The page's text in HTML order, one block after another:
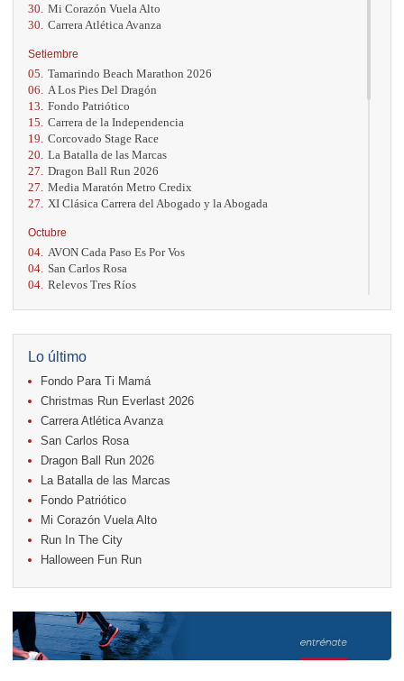
30. Mi Corazón Vuela Alto
30. Carrera Atlética Avanza
Setiembre
05. Tamarindo Beach Marathon 2026
06.
A Los Pies Del Dragón
13. Fondo Patriótico
15. Carrera de la Independencia
19. Corcovado Stage Race
20. La Batalla de las Marcas
27. Dragon Ball Run 2026
27. Media Maratón Metro Credix
27.
XI Clásica Carrera del Abogado y la Abogada
Octubre
04. AVON Cada Paso Es Por Vos
04. San Carlos Rosa
04. Relevos Tres Ríos
17. Caribe Paradise Run
18.
Casa Turire Trail Run
18. Warriors Run Circuit
18. Samsung Jacó Beach Half Marathon 2026
25. KRun by Under Armour
25. Run Alajuela
Noviembre
08. Lindora Run
15. Entre Pan y Rosas
Diciembre
06. Trail Vulcania 2026
12. Media Maratón Puntarenas 2026
Lo último
Fondo Para Ti Mamá
Christmas Run Everlast 2026
Carrera Atlética Avanza
San Carlos Rosa
Dragon Ball Run 2026
La Batalla de las Marcas
Fondo Patriótico
Mi Corazón Vuela Alto
Run In The City
Halloween Fun Run